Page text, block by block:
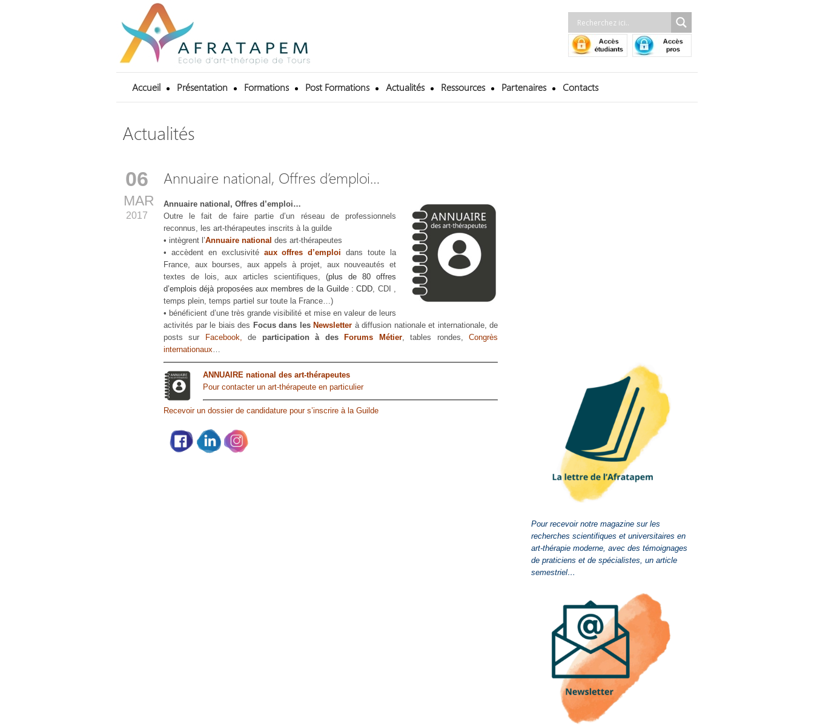
Accueil Présentation Formations Post Formations Actualités Ressources Partenaires Contacts
Actualités
06
MAR
2017
Annuaire national, Offres d’emploi…
Annuaire national, Offres d’emploi…
Outre le fait de faire partie d’un réseau de professionnels
reconnus, les art-thérapeutes inscrits à la guilde
• intègrent l’Annuaire national des art-thérapeutes
• accèdent en exclusivité aux offres d’emploi dans toute la
France, aux bourses, aux appels à projet, aux nouveautés et
textes de lois, aux articles scientifiques, (plus de 80 offres
d’emplois déjà proposées aux membres de la Guilde : CDD, CDI ,
temps plein, temps partiel sur toute la France…)
• bénéficient d’une très grande visibilité et mise en valeur de leurs
activités par le biais des Focus dans les Newsletter à diffusion nationale et internationale, de
posts sur
Facebook,de participation à des Forums Métier, tables rondes,Congrès
internationaux…
ANNUAIRE national des art-thérapeutes
Pour contacter un art-thérapeute en particulier
Recevoir un dossier de candidature pour s’inscrire à la Guilde
Pour recevoir notre magazine sur les
recherches scientifiques et universitaires en
art-thérapie moderne, avec des témoignages
de praticiens et de spécialistes, un article
semestriel…